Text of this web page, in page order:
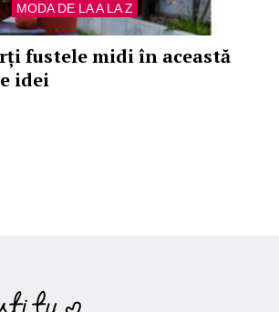
MODA DE LA A LA Z
fustele midi în această
idei